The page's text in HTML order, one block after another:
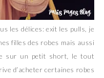
les délices: exit les pulls, je
filles des robes mais aussi
sur un petit short, le tout
d’acheter certaines robes